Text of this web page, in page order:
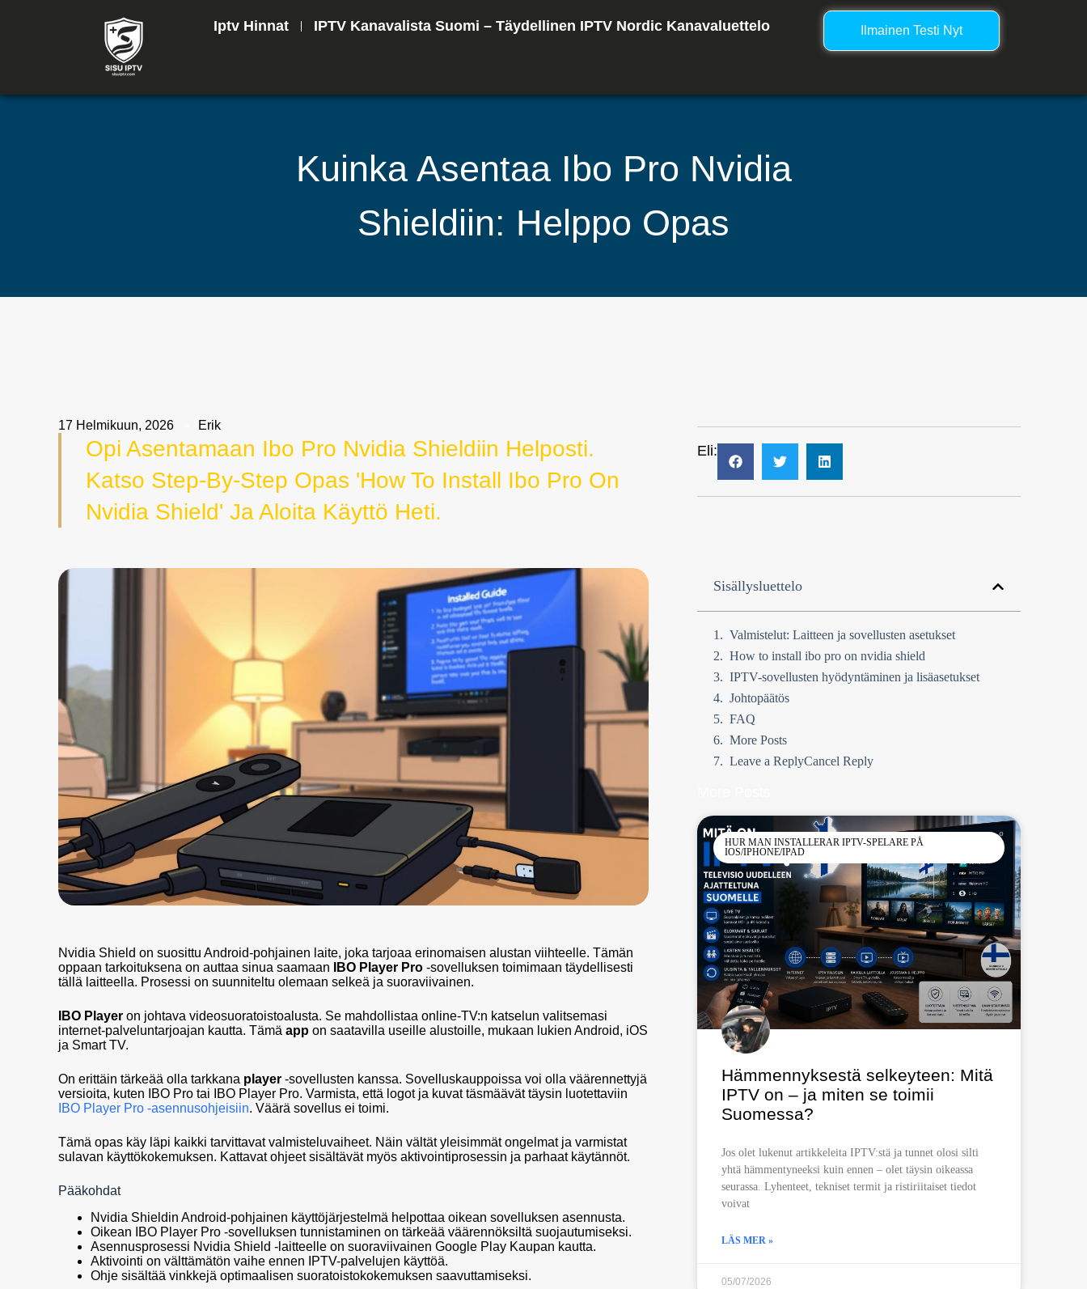
Iptv Hinnat IPTV Kanavalista Suomi – Täydellinen IPTV Nordic Kanavaluettelo Ilmainen Testi Nyt
Kuinka Asentaa Ibo Pro Nvidia
Shieldiin: Helppo Opas
17 Helmikuun, 2026 Erik
Opi Asentamaan Ibo Pro Nvidia Shieldiin Helposti.
Katso Step-By-Step Opas 'How To Install Ibo Pro On
Nvidia Shield' Ja Aloita Käyttö Heti.
Nvidia Shield on suosittu Android-pohjainen laite, joka tarjoaa erinomaisen alustan viihteelle. Tämän
oppaan tarkoituksena on auttaa sinua saamaan
IBO Player Pro -sovelluksen toimimaan täydellisesti
tällä laitteella. Prosessi on suunniteltu olemaan selkeä ja suoraviivainen.
IBO Player on johtava videosuoratoistoalusta. Se mahdollistaa online-TV:n katselun valitsemasi
internet-palveluntarjoajan kautta. Tämä app on saatavilla useille alustoille, mukaan lukien Android, iOS
ja Smart TV.
On erittäin tärkeää olla tarkkana player -sovellusten kanssa. Sovelluskauppoissa voi olla väärennettyjä
versioita, kuten IBO Pro tai IBO Player Pro. Varmista, että logot ja kuvat täsmäävät täysin luotettaviin
IBO Player Pro -asennusohjeisiin. Väärä sovellus ei toimi.
Tämä opas käy läpi kaikki tarvittavat valmisteluvaiheet. Näin vältät yleisimmät ongelmat ja varmistat
sulavan käyttökokemuksen. Kattavat ohjeet sisältävät myös aktivointiprosessin ja parhaat käytännöt.
Pääkohdat
Nvidia Shieldin Android-pohjainen käyttöjärjestelmä helpottaa oikean sovelluksen asennusta.
Oikean IBO Player Pro -sovelluksen tunnistaminen on tärkeää väärennöksiltä suojautumiseksi.
Asennusprosessi Nvidia Shield -laitteelle on suoraviivainen Google Play Kaupan kautta.
Aktivointi on välttämätön vaihe ennen IPTV-palvelujen käyttöä.
Ohje sisältää vinkkejä optimaalisen suoratoistokokemuksen saavuttamiseksi.
Eli:
Sisällysluettelo
Valmistelut: Laitteen ja sovellusten asetukset
How to install ibo pro on nvidia shield
IPTV-sovellusten hyödyntäminen ja lisäasetukset
Johtopäätös
FAQ
More Posts
Leave a ReplyCancel Reply
HUR MAN INSTALLERAR IPTV-SPELARE PÅ
IOS/IPHONE/IPAD
Hämmennyksestä selkeyteen: Mitä
IPTV on – ja miten se toimii
Suomessa?
Jos olet lukenut artikkeleita IPTV:stä ja tunnet olosi silti
yhtä hämmentyneeksi kuin ennen – olet täysin oikeassa
seurassa. Lyhenteet, tekniset termit ja ristiriitaiset tiedot
voivat
LÄS MER »
05/07/2026